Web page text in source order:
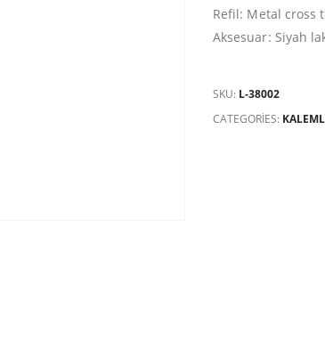
Refil: Metal cross
Aksesuar: Siyah
SKU: L-38002
CATEGORIES: